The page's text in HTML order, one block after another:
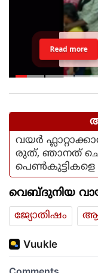
Read more
വയർ
രുത്, ഞാനത്
പെൺകുട്ടികളെ
വെബ്ദുനിയ
ജ്യോതിഷം